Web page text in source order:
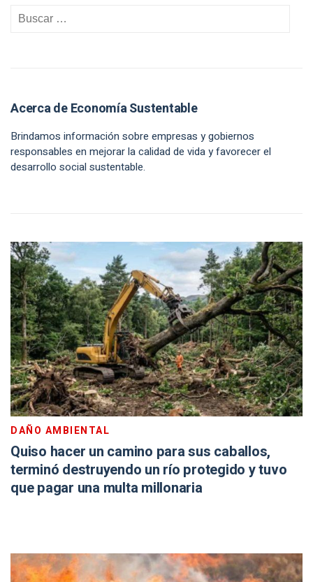
Acerca de Economía Sustentable
Brindamos información sobre empresas y gobiernos
responsables en mejorar la calidad de vida y favorecer el
desarrollo social sustentable.
DAÑO AMBIENTAL
Quiso hacer un camino para sus caballos,
terminó destruyendo un río protegido y tuvo
que pagar una multa millonaria